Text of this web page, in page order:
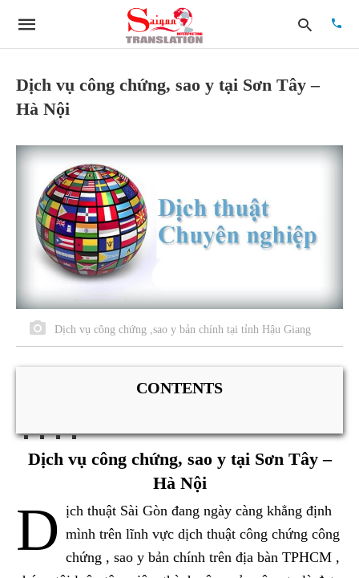
Dịch vụ công chứng, sao y tại Sơn Tây –
Hà Nội
Dịch vụ công chứng ,sao y bản chính tại tỉnh Hậu Giang
CONTENTS
Dịch vụ công chứng, sao y tại Sơn Tây –
Hà Nội
D ịch thuật Sài Gòn đang ngày càng khẳng định
mình trên lĩnh vực dịch thuật công chứng công
chứng , sao y bản chính trên địa bàn TPHCM ,